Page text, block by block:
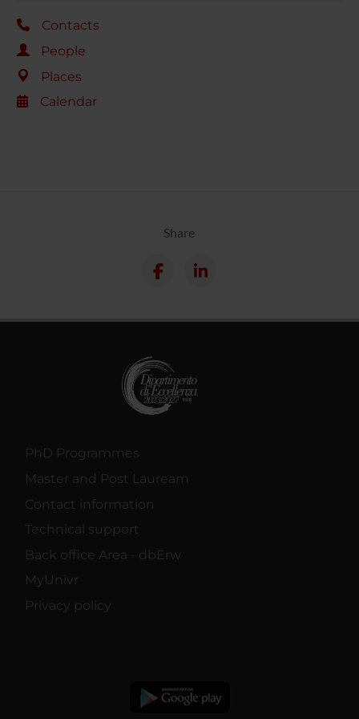
Contacts
People
Places
Calendar
Share
PhD Programmes
Master and Post Lauream
Contact information
Technical support
Back office Area - dbErw
MyUnivr
Privacy policy